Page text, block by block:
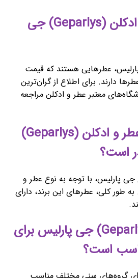
گران‌ترین عطر و ادکلن (Geparlys) جی
عطرهایی هستند که قیمت
دارند. برای اطلاع از گران‌ترین
معتبر عطر و ادکلن مراجعه
میزان ماندگاری عطر و ادکلن (Geparlys)
است؟
پارلیس، با توجه به نوع عطر و
طور کلی، عطرهای این برند، دارای
عطر و ادکلن (Geparlys) جی پارلیس برای
است؟